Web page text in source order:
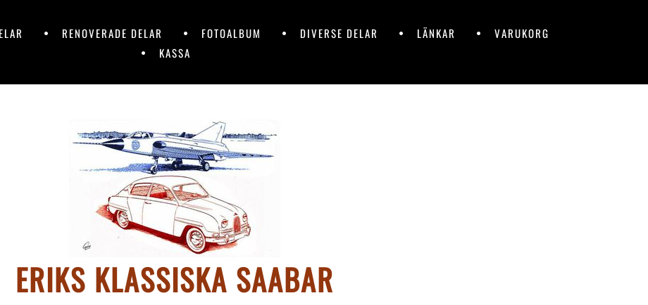
RENOVERADE DELAR FOTOALBUM DIVERSE DELAR LÄNKAR
VARUKORG
KASSA
ERIKS KLASSISKA SAABAR